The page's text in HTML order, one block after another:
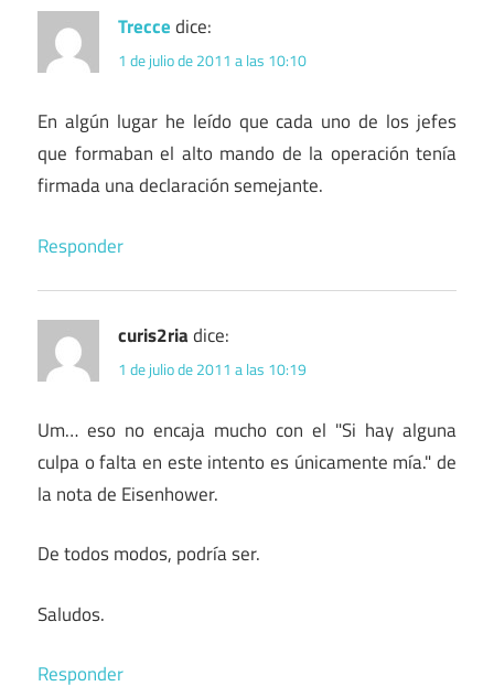
Treccedice:
1 de julio de 2011 a las 10:10
En algún lugar he leído que cada uno de los jefes
que formaban el alto mando de la operación tenía
firmada una declaración semejante.
Responder
curis2riadice:
1 de julio de 2011 a las 10:19
Um… eso no encaja mucho con el "Si hay alguna
culpa o falta en este intento es únicamente mía." de
la nota de Eisenhower.
De todos modos, podría ser.
Saludos.
Responder